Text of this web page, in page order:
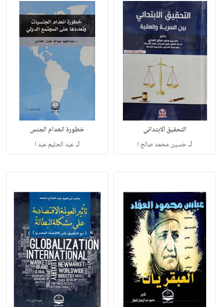
التحقيق الابتدائي
لـحسين محمد صالح ا
خطورة انعدام الجنس
لـعبد الحليم عبد ا